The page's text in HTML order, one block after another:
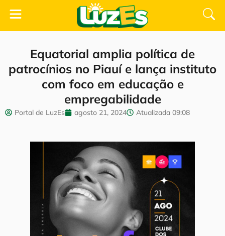
Equatorial amplia política de
patrocínios no Piauí e lança instituto
com foco em educação e
empregabilidade
Portal de LuzEs agosto 21, 2024 Atualizada 09:08